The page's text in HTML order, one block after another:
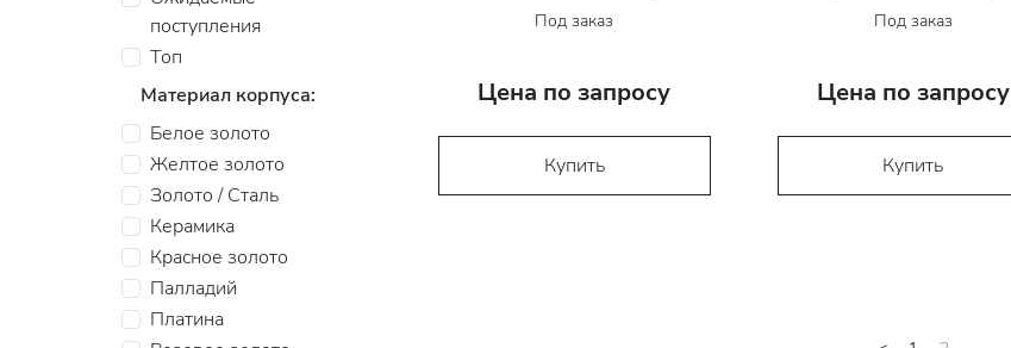
поступления
Топ
Материал корпуса:
Белое золото
Желтое золото
Золото / Сталь
Керамика
Красное золото
Палладий
Платина
Под заказ
Цена по запросу
Купить
Под заказ
Цена по запросу
Купить